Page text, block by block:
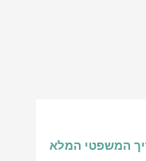
המשפטי המלא